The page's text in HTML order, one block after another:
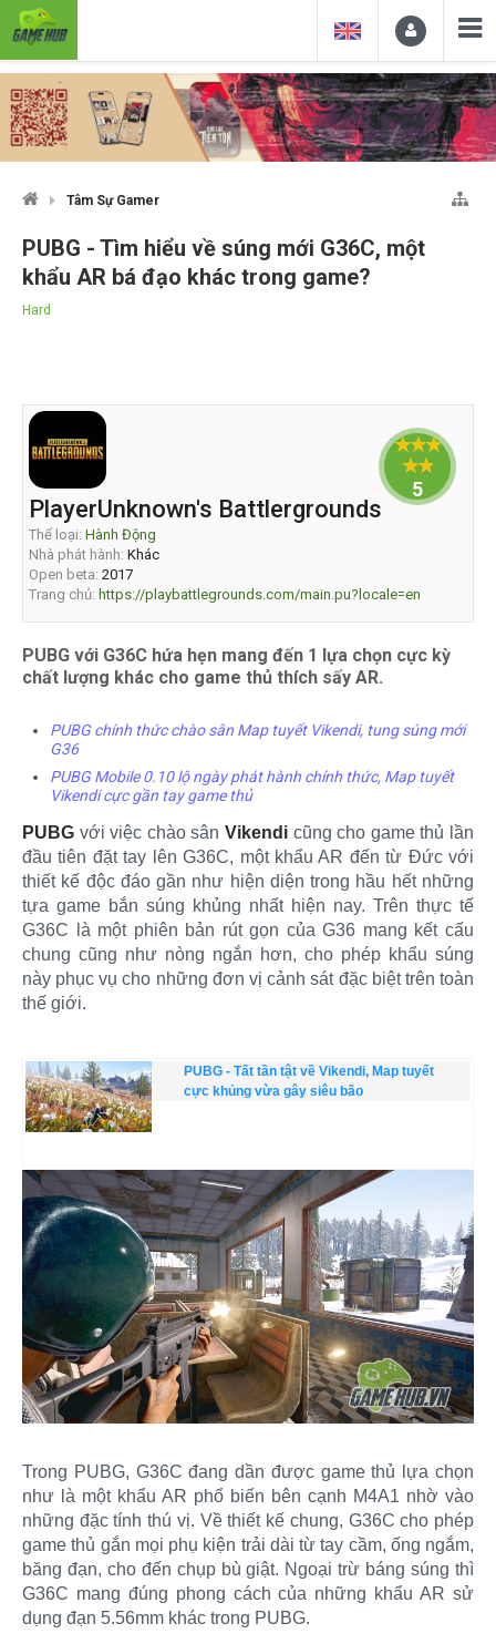
Tâm Sự Gamer
PUBG - Tìm hiểu về súng mới G36C, một
khẩu AR bá đạo khác trong game?
Hard
PlayerUnknown's Battlergrounds
Thể loại: Hành Động
Nhà phát hành: Khác
Open beta: 2017
Trang chủ: https://playbattlegrounds.com/main.pu?locale=en
5
PUBG với G36C hứa hẹn mang đến 1 lựa chọn cực kỳ
chất lượng khác cho game thủ thích sấy AR.
PUBG chính thức chào sân Map tuyết Vikendi, tung súng mới
G36
PUBG Mobile 0.10 lộ ngày phát hành chính thức, Map tuyết
Vikendi cực gần tay game thủ
PUBG với việc chào sân Vikendi cũng cho game thủ lần
đầu tiên đặt tay lên G36C, một khẩu AR đến từ Đức với
thiết kế độc đáo gần như hiện diện trong hầu hết những
tựa game bắn súng khủng nhất hiện nay. Trên thực tế
G36C là một phiên bản rút gọn của G36 mang kết cấu
chung cũng như nòng ngắn hơn, cho phép khẩu súng
này phục vụ cho những đơn vị cảnh sát đặc biệt trên toàn
thế giới.
PUBG - Tất tần tật về Vikendi, Map tuyết
cực khủng vừa gây siêu bão
Trong PUBG, G36C đang dần được game thủ lựa chọn
như là một khẩu AR phổ biến bên cạnh M4A1 nhờ vào
những đặc tính thú vị. Về thiết kế chung, G36C cho phép
game thủ gắn mọi phụ kiện trải dài từ tay cầm, ống ngắm,
băng đạn, cho đến chụp bù giật. Ngoại trừ báng súng thì
G36C mang đúng phong cách của những khẩu AR sử
dụng đạn 5.56mm khác trong PUBG.